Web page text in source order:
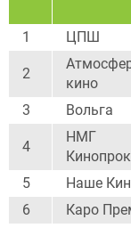
1 ЦПШ
2
кино
3 Вольга
4
НМГ
5 Наше
6
Каро